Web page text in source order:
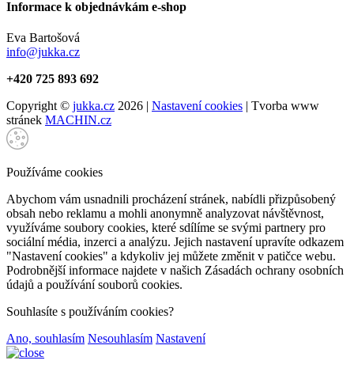
Informace k objednávkám e-shop
Eva Bartošová
info@jukka.cz
+420 725 893 692
Copyright © jukka.cz 2026 | Nastavení cookies | Tvorba www
stránek MACHIN.cz
Používáme cookies
Abychom vám usnadnili procházení stránek, nabídli přizpůsobený
obsah nebo reklamu a mohli anonymně analyzovat návštěvnost,
využíváme soubory cookies, které sdílíme se svými partnery pro
sociální média, inzerci a analýzu. Jejich nastavení upravíte odkazem
"Nastavení cookies" a kdykoliv jej můžete změnit v patičce webu.
Podrobnější informace najdete v našich Zásadách ochrany osobních
údajů a používání souborů cookies.
Souhlasíte s používáním cookies?
Ano, souhlasím Nesouhlasím Nastavení